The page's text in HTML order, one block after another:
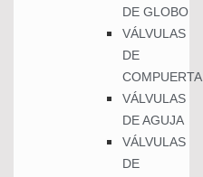
DE GLOBO
VÁLVULAS
DE
COMPUERTA
VÁLVULAS
DE AGUJA
VÁLVULAS
DE